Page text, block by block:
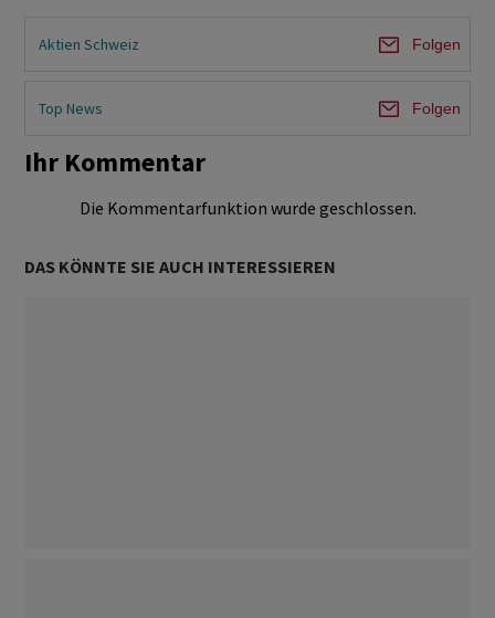
Aktien Schweiz Folgen
Top News Folgen
Ihr Kommentar
Die Kommentarfunktion wurde geschlossen.
DAS KÖNNTE SIE AUCH INTERESSIEREN